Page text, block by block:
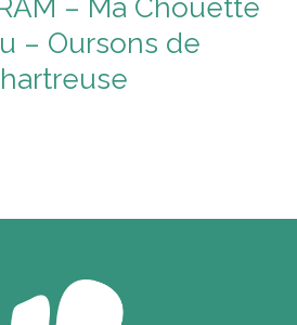
– Ma Chouette
– Oursons de